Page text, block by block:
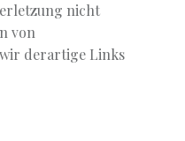
nicht
von
derartige Links